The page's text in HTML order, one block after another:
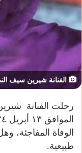
الفنانة شيرين سيف
رحلت الفنانة
الوفاة المفاجئة،
طبيعية.